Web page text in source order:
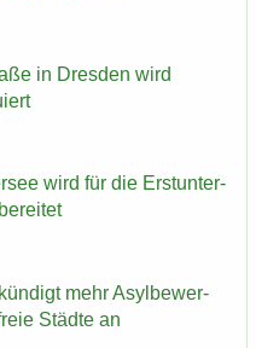
in Dres­den wird
wird für die Erst­un­ter­
mehr Asyl­be­wer­
Städ­te an